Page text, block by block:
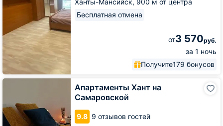
Ханты-Мансийск, 900 м от центра
Бесплатная отмена
от3 570руб.
за 1 ночь
Получите179 бонусов
Апартаменты Хант на
Самаровской
9.8 9 отзывов гостей
Апартаменты
Самаровской